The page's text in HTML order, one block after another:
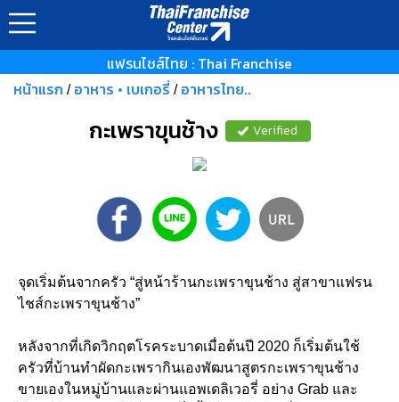
แฟรนไชส์ไทย : Thai Franchise
หน้าแรก / อาหาร • เบเกอรี่ / อาหารไทย..
กะเพราขุนช้าง Verified
จุดเริ่มต้นจากครัว “สู่หน้าร้านกะเพราขุนช้าง สู่สาขาแฟรน
ไชส์กะเพราขุนช้าง”
หลังจากที่เกิดวิกฤตโรคระบาดเมื่อต้นปี 2020 ก็เริ่มต้นใช้
ครัวที่บ้านทำผัดกะเพรากินเองพัฒนาสูตรกะเพราขุนช้าง
ขายเองในหมู่บ้านและผ่านแอพเดลิเวอรี่ อย่าง Grab และ